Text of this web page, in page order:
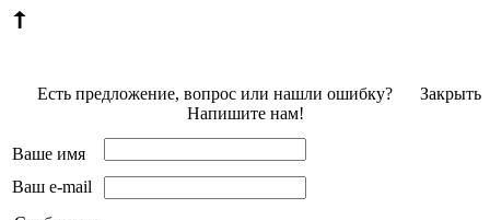
Закрыть
Есть предложение, вопрос или нашли ошибку?
Напишите нам!
Ваше имя
Ваш e-mail